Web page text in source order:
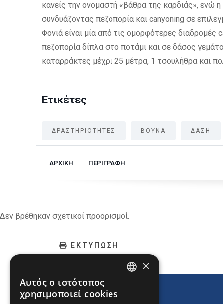
κανείς την ονομαστή «βάθρα της καρδιάς», ενώ η
συνδυάζοντας πεζοπορία και canyoning σε
Φονιά είναι μία από τις ομορφότερες διαδρομές
πεζοπορία δίπλα στο ποτάμι και σε δάσος
καταρράκτες μέχρι 25 μέτρα, 1 τσουλήθρα και
Ετικέτες
ΔΡΑΣΤΗΡΙΟΤΗΤΕΣ ΒΟΥΝΑ ΔΑΣΗ
ΑΡΧΙΚΗ ΠΕΡΙΓΡΑΦΗ
Δεν βρέθηκαν σχετικοί προορισμοί.
ΕΚΤΥΠΩΣΗ
×
Αυτός ο ιστότοπος
χρησιμοποιεί cookies